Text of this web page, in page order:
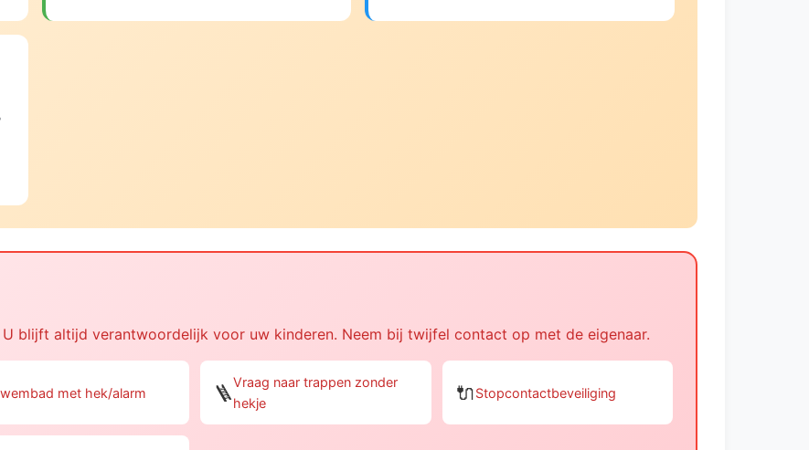
blijft altijd verantwoordelijk voor uw kinderen. Neem bij twijfel contact op met de eigenaar.
met hek/alarm 🪜Vraag naar trappen zonder
hekje
🔌Stopcontactbeveiliging